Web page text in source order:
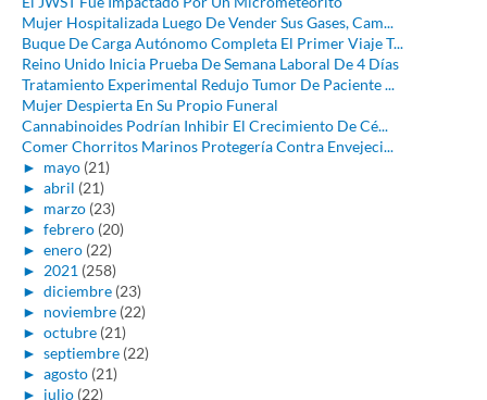
Mujer Hospitalizada Luego De Vender Sus Gases, Cam...
Buque De Carga Autónomo Completa El Primer Viaje T...
Reino Unido Inicia Prueba De Semana Laboral De 4 Días
Tratamiento Experimental Redujo Tumor De Paciente ...
Mujer Despierta En Su Propio Funeral
Cannabinoides Podrían Inhibir El Crecimiento De Cé...
Comer Chorritos Marinos Protegería Contra Envejeci...
► mayo (21)
► abril (21)
► marzo (23)
► febrero (20)
► enero (22)
► 2021 (258)
► diciembre (23)
► noviembre (22)
► octubre (21)
► septiembre (22)
► agosto (21)
► julio (22)